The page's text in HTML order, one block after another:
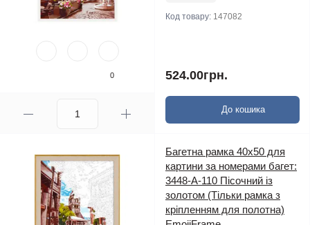
0
Код товару: 147082
524.00грн.
До кошика
Багетна рамка 40х50 для
картини за номерами багет:
3448-A-110 Пісочний із
золотом (Тільки рамка з
кріпленням для полотна)